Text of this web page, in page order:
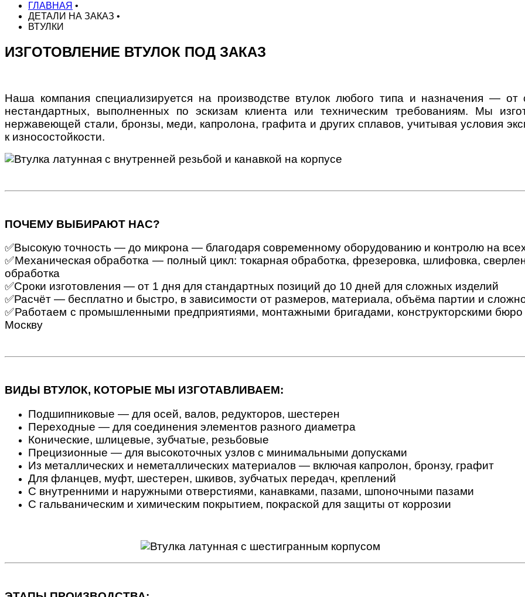
ГЛАВНАЯ •
ДЕТАЛИ НА ЗАКАЗ •
ВТУЛКИ
ИЗГОТОВЛЕНИЕ ВТУЛОК ПОД ЗАКАЗ
Наша компания специализируется на производстве втулок любого типа и назначения —
нестандартных, выполненных по эскизам клиента или техническим требованиям. Мы
нержавеющей стали, бронзы, меди, капролона, графита и других сплавов, учитывая условия
к износостойкости.
ПОЧЕМУ ВЫБИРАЮТ НАС?
✅Высокую точность — до микрона — благодаря современному оборудованию и контролю на
✅Механическая обработка — полный цикл: токарная обработка, фрезеровка, шлифовка,
обработка
✅Сроки изготовления — от 1 дня для стандартных позиций до 10 дней для сложных изделий
✅Расчёт — бесплатно и быстро, в зависимости от размеров, материала, объёма партии и
✅Работаем с промышленными предприятиями, монтажными бригадами, конструкторскими
Москву
ВИДЫ ВТУЛОК, КОТОРЫЕ МЫ ИЗГОТАВЛИВАЕМ:
Подшипниковые — для осей, валов, редукторов, шестерен
Переходные — для соединения элементов разного диаметра
Конические, шлицевые, зубчатые, резьбовые
Прецизионные — для высокоточных узлов с минимальными допусками
Из металлических и неметаллических материалов — включая капролон, бронзу, графит
Для фланцев, муфт, шестерен, шкивов, зубчатых передач, креплений
С внутренними и наружными отверстиями, канавками, пазами, шпоночными пазами
С гальваническим и химическим покрытием, покраской для защиты от коррозии